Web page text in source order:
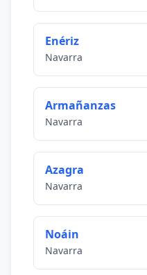
Enériz
Navarra
Armañanzas
Navarra
Azagra
Navarra
Noáin
Navarra